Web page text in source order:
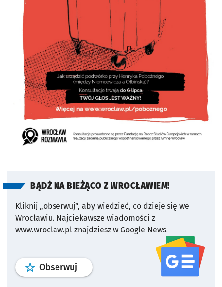
BĄDŹ NA BIEŻĄCO Z WROCŁAWIEM!
Kliknij „obserwuj”, aby wiedzieć, co dzieje się we
Wrocławiu. Najciekawsze wiadomości z
www.wroclaw.pl znajdziesz w Google News!
Obserwuj profil serwisu